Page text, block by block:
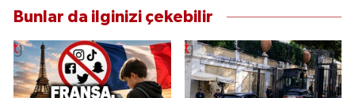
Bunlar da ilginizi çekebilir